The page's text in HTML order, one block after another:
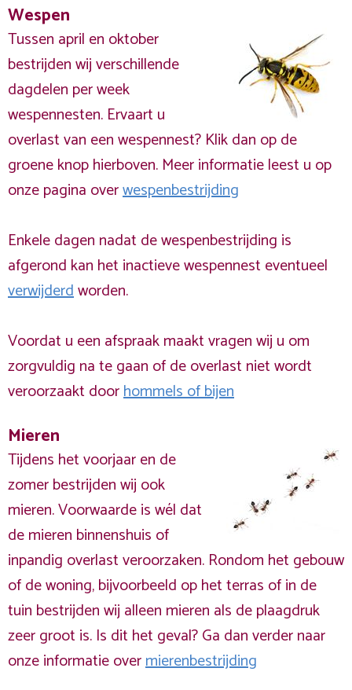
Wespen
Tussen april en oktober
bestrijden wij verschillende
dagdelen per week
wespennesten. Ervaart u
overlast van een wespennest? Klik dan op de
groene knop hierboven. Meer informatie leest u op
onze pagina overwespenbestrijding
Enkele dagen nadat de wespenbestrijding is
afgerond kan het inactieve wespennest eventueel
verwijderdworden.
Voordat u een afspraak maakt vragen wij u om
zorgvuldig na te gaan of de overlast niet wordt
veroorzaakt doorhommels of bijen
Mieren
Tijdens het voorjaar en de
zomer bestrijden wij ook
mieren. Voorwaarde is wél dat
de mieren binnenshuis of
inpandig overlast veroorzaken. Rondom het gebouw
of de woning, bijvoorbeeld op het terras of in de
tuin bestrijden wij alleen mieren als de plaagdruk
zeer groot is. Is dit het geval? Ga dan verder naar
onze informatie overmierenbestrijding